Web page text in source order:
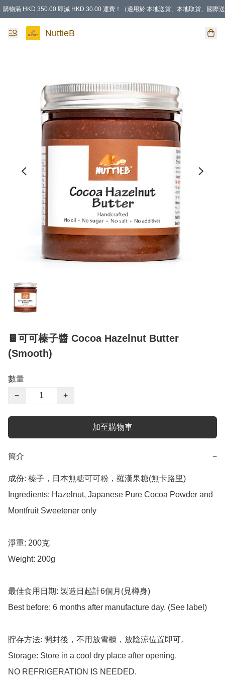
購物滿 HKD 350.00 即減 HKD 30.00 運費！（適用於 本地送貨、本地取貨、國際
NuttieB
🍫可可榛子醬 Cocoa Hazelnut Butter
(Smooth)
數量
−
+
加至購物車
簡介 −
成份: 榛子，日本無糖可可粉，羅漢果糖(無卡路里)
Ingredients: Hazelnut, Japanese Pure Cocoa Powder and
Montfruit Sweetener only
淨重: 200克
Weight: 200g
最佳食用日期: 製造日起計6個月(見樽身)
Best before: 6 months after manufacture day. (See label)
貯存方法: 開封後，不用放雪櫃，放陰涼位置即可。
Storage: Store in a cool dry place after opening.
NO REFRIGERATION IS NEEDED.